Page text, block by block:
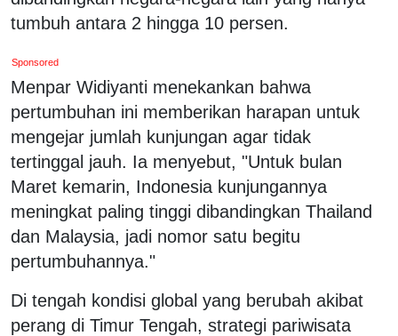
tumbuh antara 2 hingga 10 persen.
Sponsored
Menpar Widiyanti menekankan bahwa
pertumbuhan ini memberikan harapan untuk
mengejar jumlah kunjungan agar tidak
tertinggal jauh. Ia menyebut, "Untuk bulan
Maret kemarin, Indonesia kunjungannya
meningkat paling tinggi dibandingkan Thailand
dan Malaysia, jadi nomor satu begitu
pertumbuhannya."
Di tengah kondisi global yang berubah akibat
perang di Timur Tengah, strategi pariwisata